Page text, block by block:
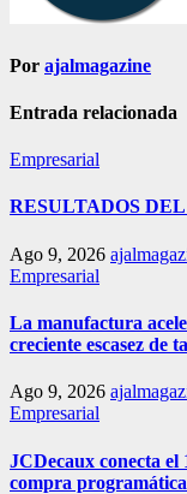
Por ajalmagazine
Entrada relacionada
Empresarial
RESULTADOS
Ago 9, 2026
Empresarial
La manufactura
creciente escasez de
Ago 9, 2026
Empresarial
JCDecaux conecta
compra